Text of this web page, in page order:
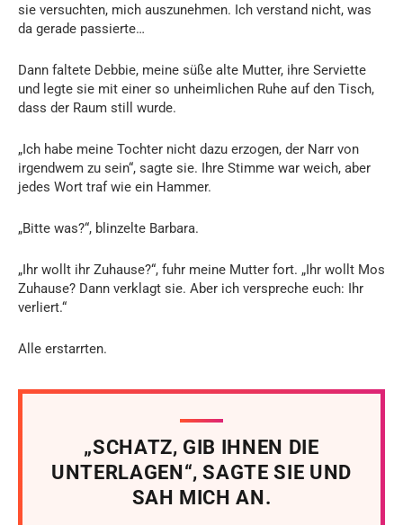
sie versuchten, mich auszunehmen. Ich verstand nicht, was
da gerade passierte…
Dann faltete Debbie, meine süße alte Mutter, ihre Serviette
und legte sie mit einer so unheimlichen Ruhe auf den Tisch,
dass der Raum still wurde.
„Ich habe meine Tochter nicht dazu erzogen, der Narr von
irgendwem zu sein“, sagte sie. Ihre Stimme war weich, aber
jedes Wort traf wie ein Hammer.
„Bitte was?“, blinzelte Barbara.
„Ihr wollt ihr Zuhause?“, fuhr meine Mutter fort. „Ihr wollt Mos
Zuhause? Dann verklagt sie. Aber ich verspreche euch: Ihr
verliert.“
Alle erstarrten.
„SCHATZ, GIB IHNEN DIE
UNTERLAGEN“, SAGTE SIE UND
SAH MICH AN.